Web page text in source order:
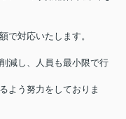
で対応いたします。
減し、人員も最小限で行
よう努力をしておりま